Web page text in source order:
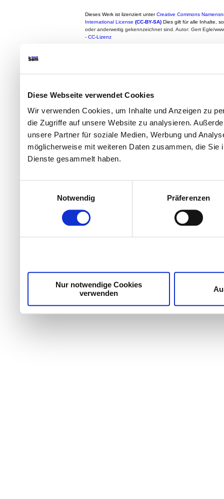
Diese Webseite verwendet Cookies
Wir verwenden Cookies, um Inhalte und Anzeigen zu
die Zugriffe auf unsere Website zu analysieren.
unsere Partner für soziale Medien, Werbung und
möglicherweise mit weiteren Daten zusammen, die
Dienste gesammelt haben.
Notwendig
Präferenzen
Nur notwendige Cookies
verwenden
Dieses Werk ist lizenziert unterCreative Commons
International License (CC-BY-SA) Dies gilt für alle Inhalte,
oder anderweitig gekennzeichnet sind. Autor: Gert Egle/
- CC-Lizenz